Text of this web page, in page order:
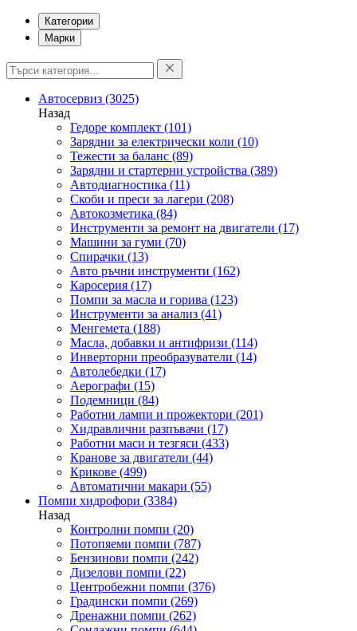
Категории
Марки
Автосервиз (3025)
Назад
Гедоре комплект (101)
Зарядни за електрически коли (10)
Тежести за баланс (89)
Зарядни и стартерни устройства (389)
Автодиагностика (11)
Скоби и преси за лагери (208)
Автокозметика (84)
Инструменти за ремонт на двигатели (17)
Машини за гуми (70)
Спирачки (13)
Авто ръчни инструменти (162)
Каросерия (17)
Помпи за масла и горива (123)
Инструменти за анализ (41)
Менгемета (188)
Масла, добавки и антифризи (114)
Инверторни преобразуватели (14)
Автолебедки (17)
Аерографи (15)
Подемници (84)
Работни лампи и прожектори (201)
Хидравлични разпъвачи (17)
Работни маси и тезгяси (433)
Кранове за двигатели (44)
Крикове (499)
Автоматични макари (55)
Помпи хидрофори (3384)
Назад
Контролни помпи (20)
Потопяеми помпи (787)
Бензинови помпи (242)
Дизелови помпи (22)
Центробежни помпи (376)
Градински помпи (269)
Дренажни помпи (262)